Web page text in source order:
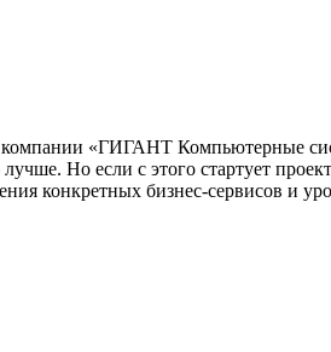
«ГИГАНТ Компьютерные
Но если с этого стартует
конкретных бизнес-сервисов и